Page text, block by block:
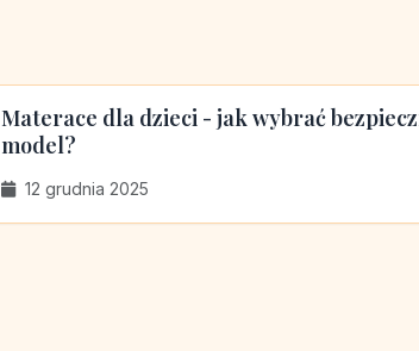
Materace dla dzieci - jak wybrać
model?
12 grudnia 2025